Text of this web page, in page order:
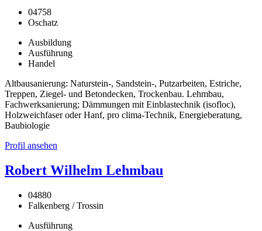
04758
Oschatz
Ausbildung
Ausführung
Handel
Altbausanierung: Naturstein-, Sandstein-, Putzarbeiten, Estriche,
Treppen, Ziegel- und Betondecken, Trockenbau. Lehmbau,
Fachwerksanierung; Dämmungen mit Einblastechnik (isofloc),
Holzweichfaser oder Hanf, pro clima-Technik, Energieberatung,
Baubiologie
Profil ansehen
Robert Wilhelm Lehmbau
04880
Falkenberg / Trossin
Ausführung